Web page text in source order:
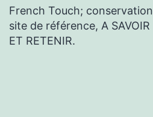
French Touch; conservation
site de référence, A SAVOIR
ET RETENIR.